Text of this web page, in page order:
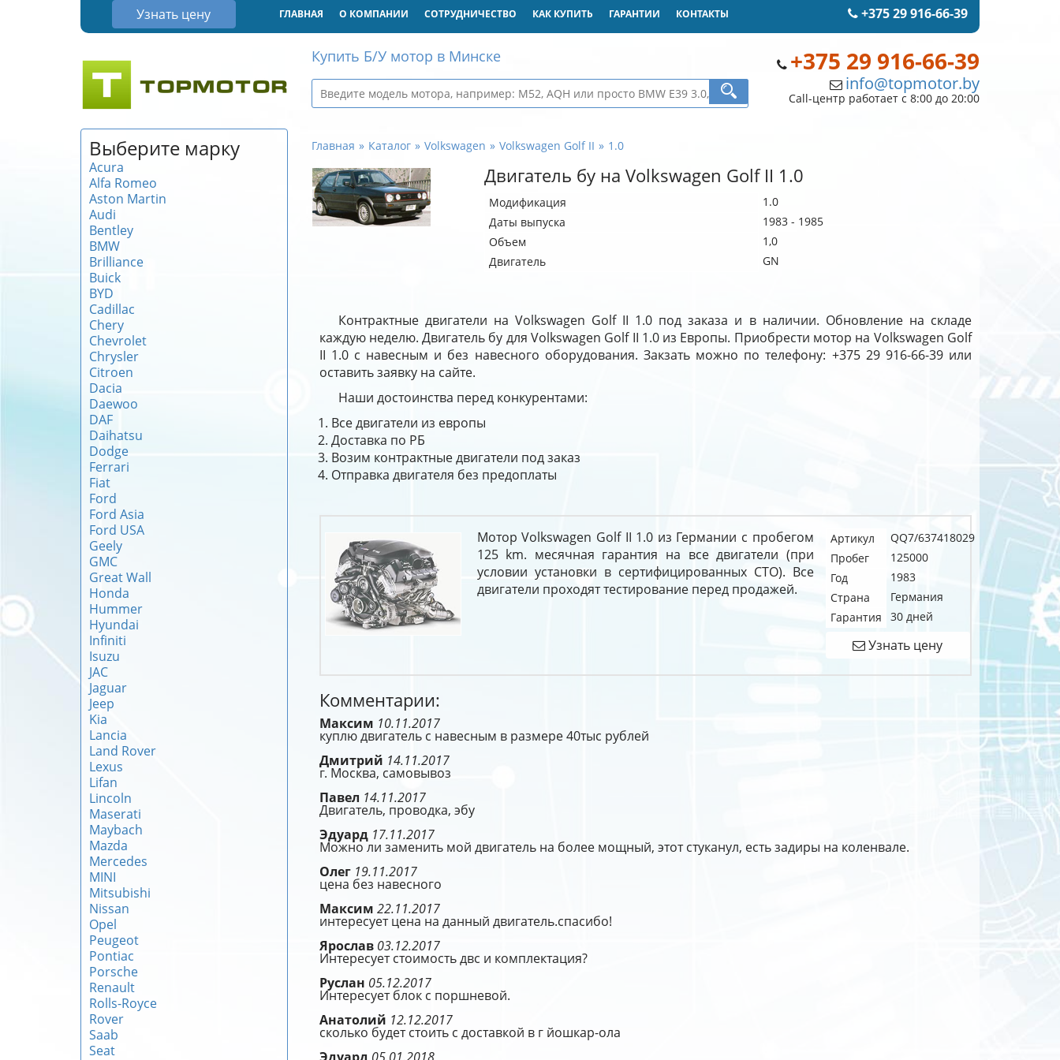
Узнать цену +375 29 916-66-39
ГЛАВНАЯ О КОМПАНИИ СОТРУДНИЧЕСТВО КАК КУПИТЬ ГАРАНТИИ КОНТАКТЫ
+375 29 916-66-39
info@topmotor.by
Call-центр работает с 8:00 до 20:00
Купить Б/У мотор в Минске
Выберите марку
Acura
Alfa Romeo
Aston Martin
Audi
Bentley
BMW
Brilliance
Buick
BYD
Cadillac
Chery
Chevrolet
Chrysler
Citroen
Dacia
Daewoo
DAF
Daihatsu
Dodge
Ferrari
Fiat
Ford
Ford Asia
Ford USA
Geely
GMC
Great Wall
Honda
Hummer
Hyundai
Infiniti
Isuzu
JAC
Jaguar
Jeep
Kia
Lancia
Land Rover
Lexus
Lifan
Lincoln
Maserati
Maybach
Mazda
Mercedes
MINI
Mitsubishi
Nissan
Opel
Peugeot
Pontiac
Porsche
Renault
Rolls-Royce
Rover
Saab
Seat
Главная Каталог Volkswagen Volkswagen Golf II 1.0
Двигатель бу на Volkswagen Golf II 1.0
Модификация
1.0
Даты выпуска
1983 - 1985
Объем
1,0
Двигатель
GN
Контрактные двигатели на Volkswagen Golf II 1.0 под заказа и в наличии. Обновление на складе
каждую неделю. Двигатель бу для Volkswagen Golf II 1.0 из Европы. Приобрести мотор на Volkswagen Golf
II 1.0 с навесным и без навесного оборудования. Закзать можно по телефону: +375 29 916-66-39 или
оставить заявку на сайте.
Наши достоинства перед конкурентами:
Все двигатели из европы
Доставка по РБ
Возим контрактные двигатели под заказ
Отправка двигателя без предоплаты
Мотор Volkswagen Golf II 1.0 из Германии с пробегом
125 km. месячная гарантия на все двигатели (при
условии установки в сертифицированных СТО). Все
двигатели проходят тестирование перед продажей.
Артикул
QQ7/637418029
Пробег
125000
Год
1983
Страна
Германия
Гарантия
30 дней
Узнать цену
Комментарии:
Максим 10.11.2017
куплю двигатель с навесным в размере 40тыс рублей
Дмитрий 14.11.2017
г. Москва, самовывоз
Павел 14.11.2017
Двигатель, проводка, эбу
Эдуард 17.11.2017
Можно ли заменить мой двигатель на более мощный, этот стуканул, есть задиры на коленвале.
Олег 19.11.2017
цена без навесного
Максим 22.11.2017
интересует цена на данный двигатель.спасибо!
Ярослав 03.12.2017
Интересует стоимость двс и комплектация?
Руслан 05.12.2017
Интересует блок с поршневой.
Анатолий 12.12.2017
сколько будет стоить с доставкой в г йошкар-ола